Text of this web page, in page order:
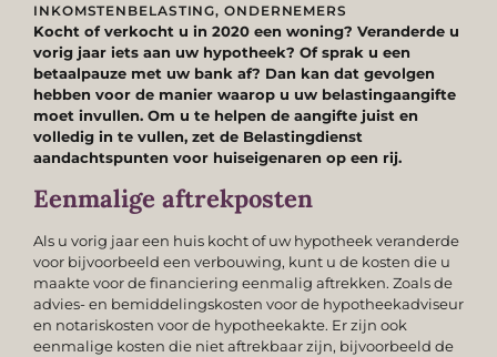
INKOMSTENBELASTING,ONDERNEMERS
Kocht of verkocht u in 2020 een woning? Veranderde u
vorig jaar iets aan uw hypotheek? Of sprak u een
betaalpauze met uw bank af? Dan kan dat gevolgen
hebben voor de manier waarop u uw belastingaangifte
moet invullen. Om u te helpen de aangifte juist en
volledig in te vullen, zet de Belastingdienst
aandachtspunten voor huiseigenaren op een rij.
Eenmalige aftrekposten
Als u vorig jaar een huis kocht of uw hypotheek veranderde
voor bijvoorbeeld een verbouwing, kunt u de kosten die u
maakte voor de financiering eenmalig aftrekken. Zoals de
advies- en bemiddelingskosten voor de hypotheekadviseur
en notariskosten voor de hypotheekakte. Er zijn ook
eenmalige kosten die niet aftrekbaar zijn, bijvoorbeeld de